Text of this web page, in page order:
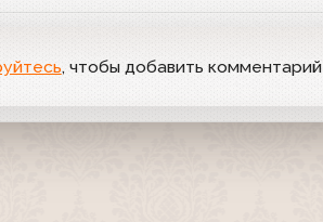
, чтобы добавить комментарий